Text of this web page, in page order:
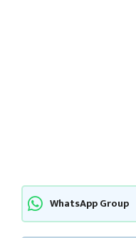
WhatsApp Group